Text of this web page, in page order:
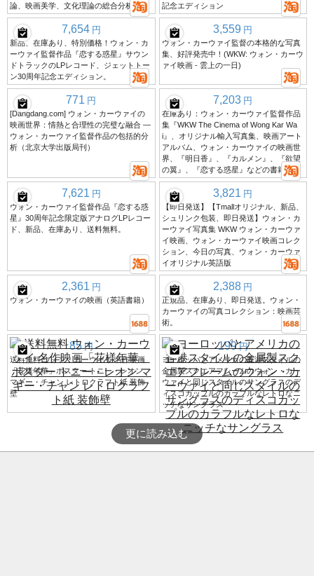
論、映画美学、文化理論の総合分析。
記念エディション
7,654 円
新品、在庫あり、特別価格！ウォン・カ
ーウァイ監督作品『恋する惑星』サウン
ドトラックのLPレコード、ジェットトー
ン30周年記念エディション。
3,559 円
ウォン・カーウァイ監督の本格的な写真
集、好評発売中！(WKW: ウォン・カーウ
ァイ映画 - 雲上の一日)
771 円
[Dangdang.com] ウォン・カーウァイの
映画世界：情熱と合理性の完璧な融合 ―
ウォン・カーウァイ監督作品の包括的分
析（北京大学出版局刊）
7,203 円
在庫あり：ウォン・カーウァイ監督作品
集『WKW The Cinema of Wong Kar Wa
i』、オリジナル輸入写真集、映画アート
アルバム、ウォン・カーウァイの映画世
界、『明日香』、『カルメン』、『欲望
の翼』、『恋する惑星』などの書籍。
7,621 円
ウォン・カーウァイ監督作品『恋する惑
星』30周年記念限定版アナログLPレコー
ド、新品、在庫あり、送料無料。
3,821 円
【即日発送】【Tmallオリジナル、新品、
シュリンク包装、即日発送】ウォン・カ
ーウァイ写真集 WKW ウォン・カーウァ
イ映画、ウォン・カーウァイ映画コレク
ション、今日の写真、ウォン・カーウァ
イオリジナル英語版
2,361 円
ウォン・カーウァイの映画（英語書籍）
2,388 円
正規品、在庫あり、即日発送。ウォン・
カーウァイの写真コレクション：映画芸
術。
85 円
送料無料 ウォン・カーウァイ 名作映画
「花様年華」ポスター トニー・レオン
マギー・チャン レトロクラフト紙 装飾
壁
199 円
ヨーロッパとアメリカの香港スタイルの
金属製スクエアフレームのウォン・カー
ウァイと同じスタイルのサングラスのデ
ィスコカップルのカラフルなレトロなニ
ッチなサングラス
更に読み込む